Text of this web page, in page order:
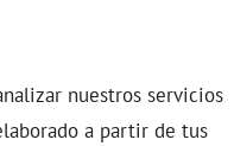
nuestros servicios
a partir de tus